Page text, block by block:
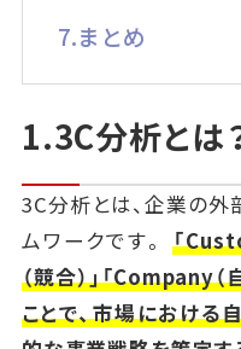
7.まとめ
1.3C分析とは
3C分析とは、企業の外
ムワークです。「
（競合）」「Company
ことで、市場における